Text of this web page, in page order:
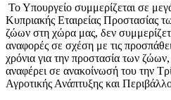
Το Υπουργείο συμμερίζεται σε
Κυπριακής Εταιρείας Προστασίας
ζώων στη χώρα μας, δεν
αναφορές σε σχέση με τις
χρόνια για την προστασία των
αναφέρει σε ανακοίνωσή του την
Αγροτικής Ανάπτυξης και